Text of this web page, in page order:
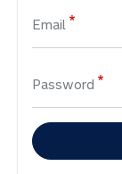
Email
Password